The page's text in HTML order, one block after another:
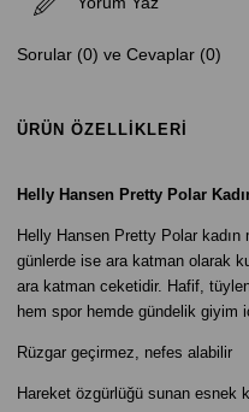
Sorular (0) ve Cevaplar (0)
ÜRÜN ÖZELLIKLERI
Helly Hansen Pretty Polar
Helly Hansen Pretty Polar kadın
günlerde ise ara katman olarak
ara katman ceketidir. Hafif,
hem spor hemde gündelik
Rüzgar geçirmez, nefes alabilir
Hareket özgürlüğü sunan esnek